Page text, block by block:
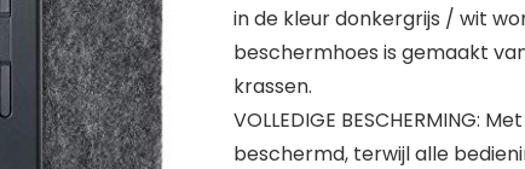
in de kleur donkergrijs / wit
beschermhoes is gemaakt
krassen.
VOLLEDIGE BESCHERMING:
beschermd, terwijl alle